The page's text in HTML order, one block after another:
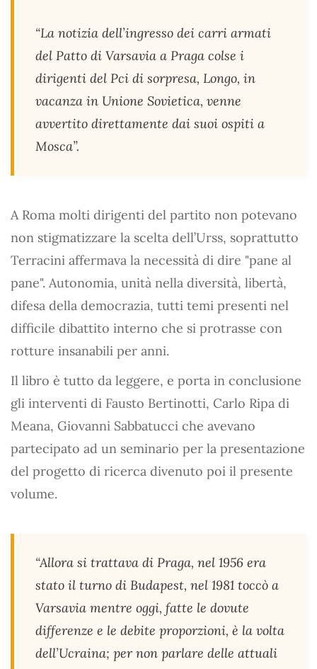
“La notizia dell’ingresso dei carri armati
del Patto di Varsavia a Praga colse i
dirigenti del Pci di sorpresa, Longo, in
vacanza in Unione Sovietica, venne
avvertito direttamente dai suoi ospiti a
Mosca”.
A Roma molti dirigenti del partito non potevano
non stigmatizzare la scelta dell’Urss, soprattutto
Terracini affermava la necessità di dire "pane al
pane". Autonomia, unità nella diversità, libertà,
difesa della democrazia, tutti temi presenti nel
difficile dibattito interno che si protrasse con
rotture insanabili per anni.
Il libro è tutto da leggere, e porta in conclusione
gli interventi di Fausto Bertinotti, Carlo Ripa di
Meana, Giovanni Sabbatucci che avevano
partecipato ad un seminario per la presentazione
del progetto di ricerca divenuto poi il presente
volume.
“Allora si trattava di Praga, nel 1956 era
stato il turno di Budapest, nel 1981 toccò a
Varsavia mentre oggi, fatte le dovute
differenze e le debite proporzioni, è la volta
dell’Ucraina; per non parlare delle attuali